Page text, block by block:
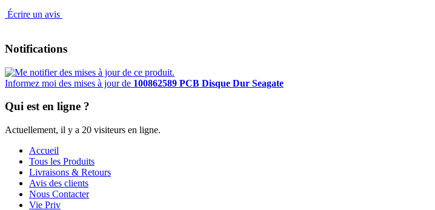
Écrire un avis
Notifications
Informez moi des mises à jour de 100862589 PCB Disque Dur Seagate
Qui est en ligne ?
Actuellement, il y a 20 visiteurs en ligne.
Accueil
Tous les Produits
Livraisons & Retours
Avis des clients
Nous Contacter
Vie Priv